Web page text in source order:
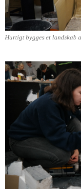
Hurtigt bygges et landskab